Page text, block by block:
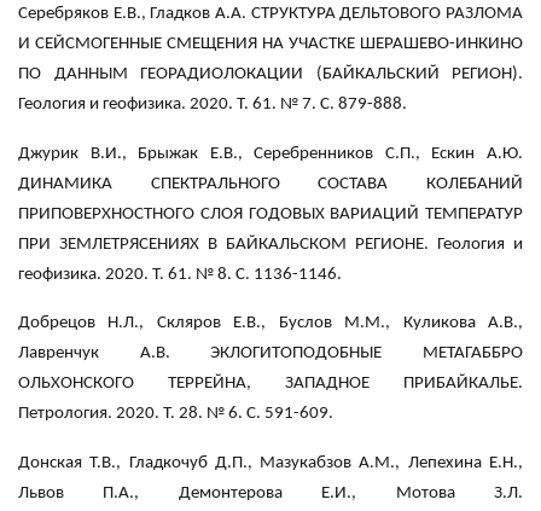
Серебряков Е.В., Гладков А.А. СТРУКТУРА ДЕЛЬТОВОГО РАЗЛОМА
И СЕЙСМОГЕННЫЕ СМЕЩЕНИЯ НА УЧАСТКЕ ШЕРАШЕВО-ИНКИНО
ПО ДАННЫМ ГЕОРАДИОЛОКАЦИИ (БАЙКАЛЬСКИЙ РЕГИОН).
Геология и геофизика. 2020. Т. 61. № 7. С. 879-888.
Джурик В.И., Брыжак Е.В., Серебренников С.П., Ескин А.Ю.
ДИНАМИКА СПЕКТРАЛЬНОГО СОСТАВА КОЛЕБАНИЙ
ПРИПОВЕРХНОСТНОГО СЛОЯ ГОДОВЫХ ВАРИАЦИЙ ТЕМПЕРАТУР
ПРИ ЗЕМЛЕТРЯСЕНИЯХ В БАЙКАЛЬСКОМ РЕГИОНЕ. Геология и
геофизика. 2020. Т. 61. № 8. С. 1136-1146.
Добрецов Н.Л., Скляров Е.В., Буслов М.М., Куликова А.В.,
Лавренчук А.В. ЭКЛОГИТОПОДОБНЫЕ МЕТАГАББРО
ОЛЬХОНСКОГО ТЕРРЕЙНА, ЗАПАДНОЕ ПРИБАЙКАЛЬЕ.
Петрология. 2020. Т. 28. № 6. С. 591-609.
Донская Т.В., Гладкочуб Д.П., Мазукабзов А.М., Лепехина Е.Н.,
Львов П.А., Демонтерова Е.И., Мотова З.Л.